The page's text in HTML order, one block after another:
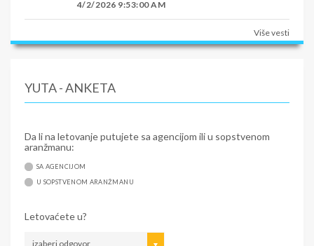
4/2/2026 9:53:00 AM
Više vesti
YUTA - ANKETA
Da li na letovanje putujete sa agencijom ili u sopstvenom
aranžmanu:
SA AGENCIJOM
U SOPSTVENOM ARANŽMANU
Letovaćete u?
izaberi odgovor